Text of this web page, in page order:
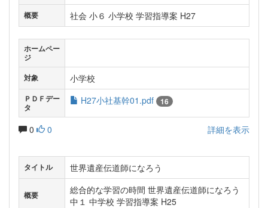
概要 社会 小６ 小学校 学習指導案 H27
ホームペー
ジ
対象
小学校
ＰＤＦデー
タ
H27小社基幹01.pdf 16
0 0 詳細を表示
タイトル 世界遺産伝道師になろう
概要
総合的な学習の時間 世界遺産伝道師になろう
中１ 中学校 学習指導案 H25